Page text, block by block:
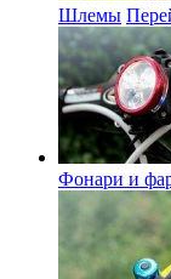
Шлемы
Фонари и